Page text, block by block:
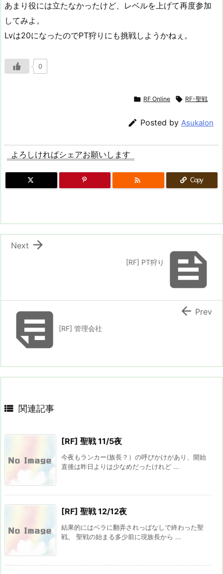
あまり役には立たなかったけど、レベルを上げて再度参加
してみよ。
Lvは20になったのでPT狩りにも挑戦しようかねぇ。
0
 RF Online  RF-聖戦
 Posted by Asukalon
よろしければシェアお願いします
 Copy

[RF] PT狩り

Next
[RF] 管理会社
 Prev
 関連記事
[RF] 聖戦 11/5夜
今夜もランカー(族長？）の呼びかけがあり、開始
直後は昨日よりは少なめだったけれど ...
[RF] 聖戦 12/12夜
結果的にはベラに翻弄されっぱなしで終わった聖
戦。 聖戦の始まる多少前に現族長から ...